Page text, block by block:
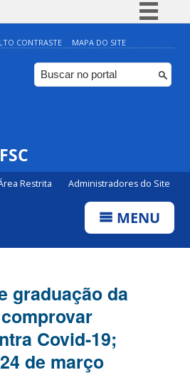
Simplifique!
Comunica BR
Participe
CONTRASTE MAPA DO SITE
Restrita Administradores do Site
MENU
graduação da
Covid-19;
de março